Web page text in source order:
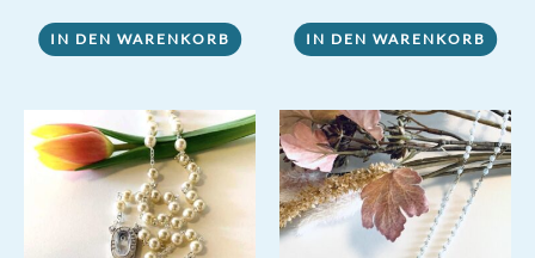
IN DEN WARENKORB
19,00 €15,00 €.
IN DEN WARENKORB